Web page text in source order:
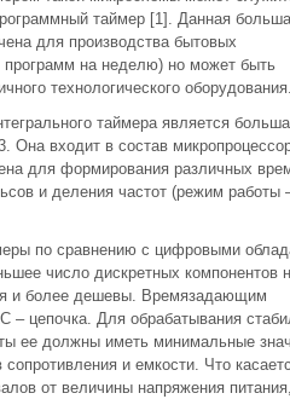
таймер [1]. Данная
для производства бытовых
программ на неделю) но может быть
технологического
таймера является
Она входит в состав
для формирования различных
и деления частот (режим работы
по сравнению с цифровыми
число дискретных компонентов
и более дешевы. Времязадающим
– цепочка. Для обрабатывания
ее должны иметь минимальные
и емкости. Что
от величины напряжения